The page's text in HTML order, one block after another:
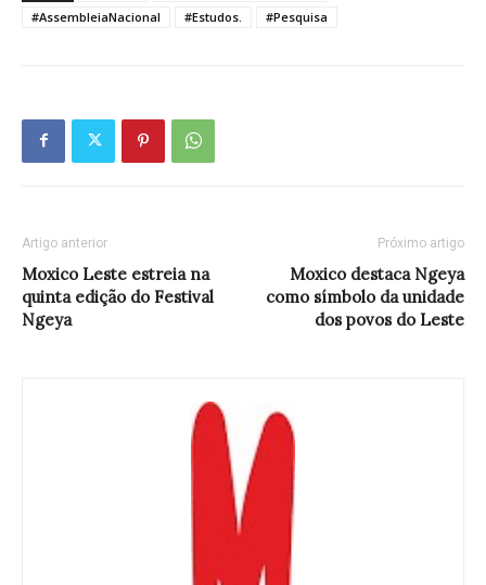
#AssembleiaNacional
#Estudos. #Pesquisa
Artigo anterior
Moxico Leste estreia na
quinta edição do Festival
Ngeya
Próximo artigo
Moxico destaca Ngeya
como símbolo da unidade
dos povos do Leste